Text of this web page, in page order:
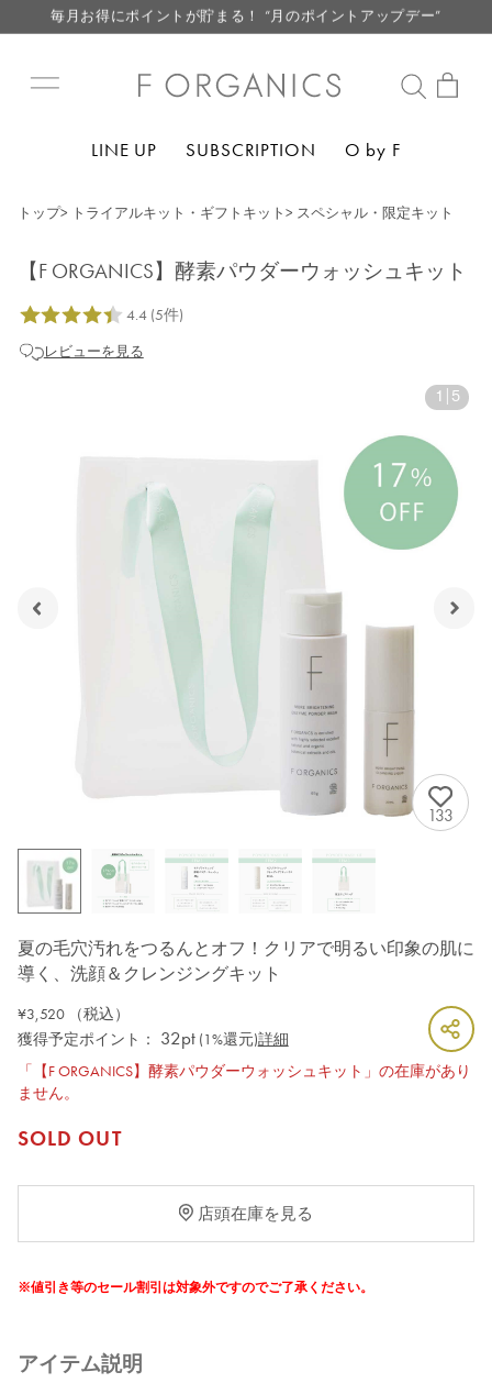
毎月お得にポイントが貯まる！ “月のポイントアップデー”
【重要】F ORGANICS Websiteの統合に関するお知らせ
毎月お得にポイントが貯まる！ “月のポイントアップデー”
LINE UP SUBSCRIPTION O by F
トップ> トライアルキット・ギフトキット> スペシャル・限定キット
【F ORGANICS】酵素パウダーウォッシュキット
レビューを見る
1 5
133
夏の毛穴汚れをつるんとオフ！クリアで明るい印象の肌に
導く、洗顔＆クレンジングキット
¥3,520（税込）
獲得予定ポイント：
32pt (1%還元)詳細
「【F ORGANICS】酵素パウダーウォッシュキット」の在庫があり
ません。
SOLD OUT
店頭在庫を見る
※値引き等のセール割引は対象外ですのでご了承ください。
アイテム説明